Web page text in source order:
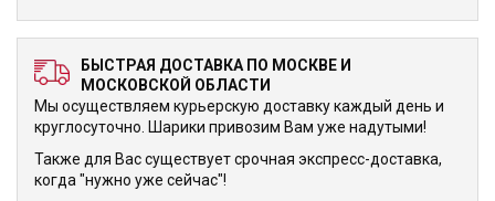
БЫСТРАЯ ДОСТАВКА ПО МОСКВЕ И
МОСКОВСКОЙ ОБЛАСТИ
Мы осуществляем курьерскую доставку каждый день и
круглосуточно. Шарики привозим Вам уже надутыми!
Также для Вас существует срочная экспресс-доставка,
когда "нужно уже сейчас"!